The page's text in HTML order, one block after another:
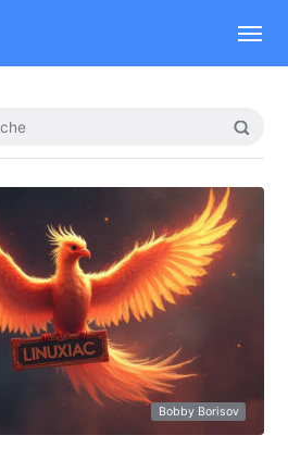
Bobby Borisov